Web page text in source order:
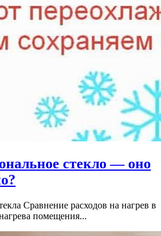
стекло — оно
Сравнение расходов на нагрев в
помещения...